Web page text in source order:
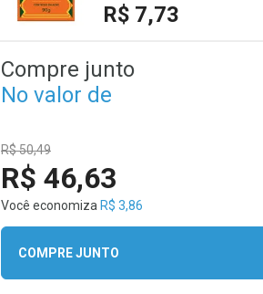
R$ 7,73
Compre junto
No valor de
R$ 50,49
R$ 46,63
Você economiza R$ 3,86
COMPRE JUNTO